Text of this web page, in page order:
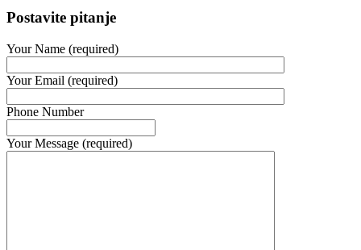
Postavite pitanje
Your Name (required)
Your Email (required)
Phone Number
Your Message (required)